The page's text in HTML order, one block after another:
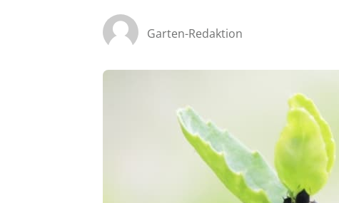
Garten-Redaktion